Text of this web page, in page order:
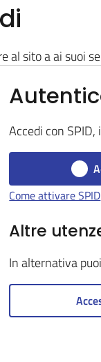
al sito a ai suoi
Accedi con
Come attivare SPID
Altre
In alternativa